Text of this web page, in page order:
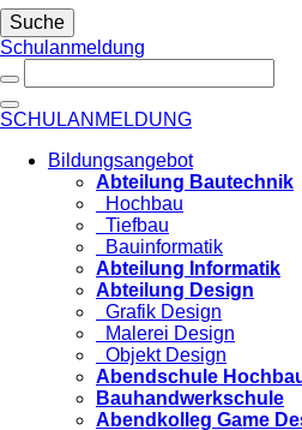
Suche
Schulanmeldung
SCHULANMELDUNG
Bildungsangebot
Abteilung Bautechnik
Hochbau
Tiefbau
Bauinformatik
Abteilung Informatik
Abteilung Design
Grafik Design
Malerei Design
Objekt Design
Abendschule
Bauhandwerkschule
Abendkolleg Game